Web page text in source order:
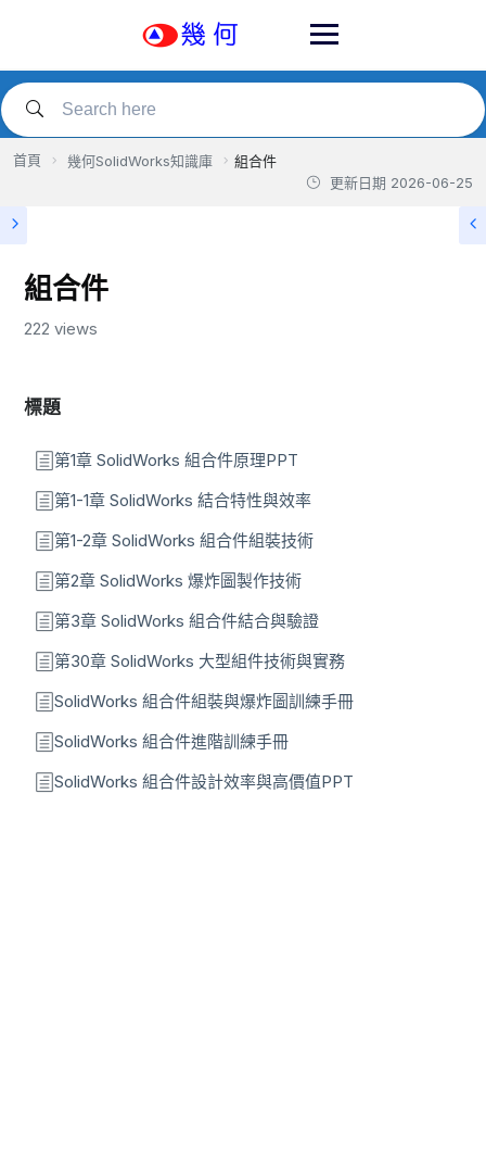
首頁 幾何SolidWorks知識庫
組合件
更新日期 2026-06-25
組合件
222 views
標題
第1章 SolidWorks 組合件原理PPT
第1-1章 SolidWorks 結合特性與效率
第1-2章 SolidWorks 組合件組裝技術
第2章 SolidWorks 爆炸圖製作技術
第3章 SolidWorks 組合件結合與驗證
第30章 SolidWorks 大型組件技術與實務
SolidWorks 組合件組裝與爆炸圖訓練手冊
SolidWorks 組合件進階訓練手冊
SolidWorks 組合件設計效率與高價值PPT